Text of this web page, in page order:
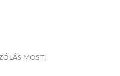
MOST!